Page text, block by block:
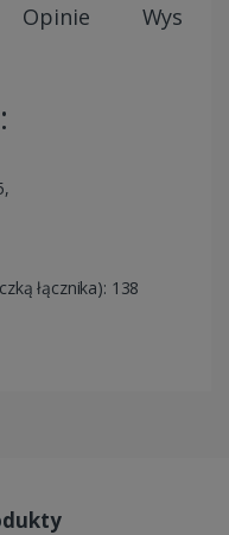
Opinie Wysyłki
łącznika): 138